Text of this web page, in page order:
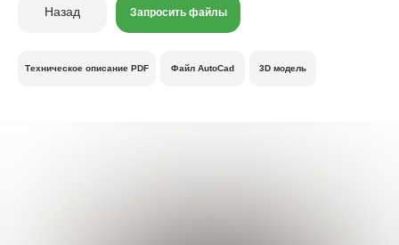
Назад Запросить файлы
3D модель
Файл AutoCad
Техническое описание PDF